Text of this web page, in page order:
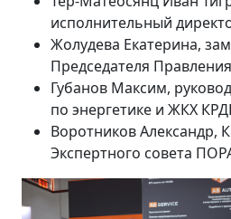
исполнительный
Жолудева Екатерина,
Председателя
Губанов Максим,
по энергетике и ЖКХ
Воротников Александр,
Экспертного совета